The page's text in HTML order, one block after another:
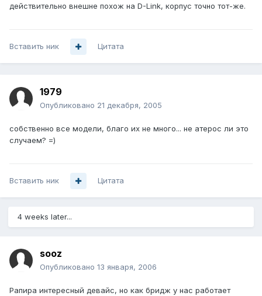
действительно внешне похож на D-Link, корпус точно тот-же.
Вставить ник Цитата
1979
Опубликовано 21 декабря, 2005
собственно все модели, благо их не много... не атерос ли это
случаем? =)
Вставить ник Цитата
4 weeks later...
sooz
Опубликовано 13 января, 2006
Рапира интересный девайс, но как бридж у нас работает